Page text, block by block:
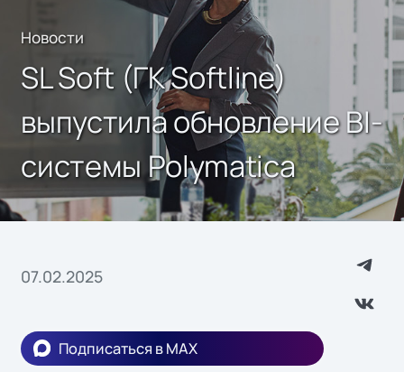
Новости
SL Soft (ГК Softline)
выпустила обновление BI-
системы Polymatica
07.02.2025
Подписаться в MAX